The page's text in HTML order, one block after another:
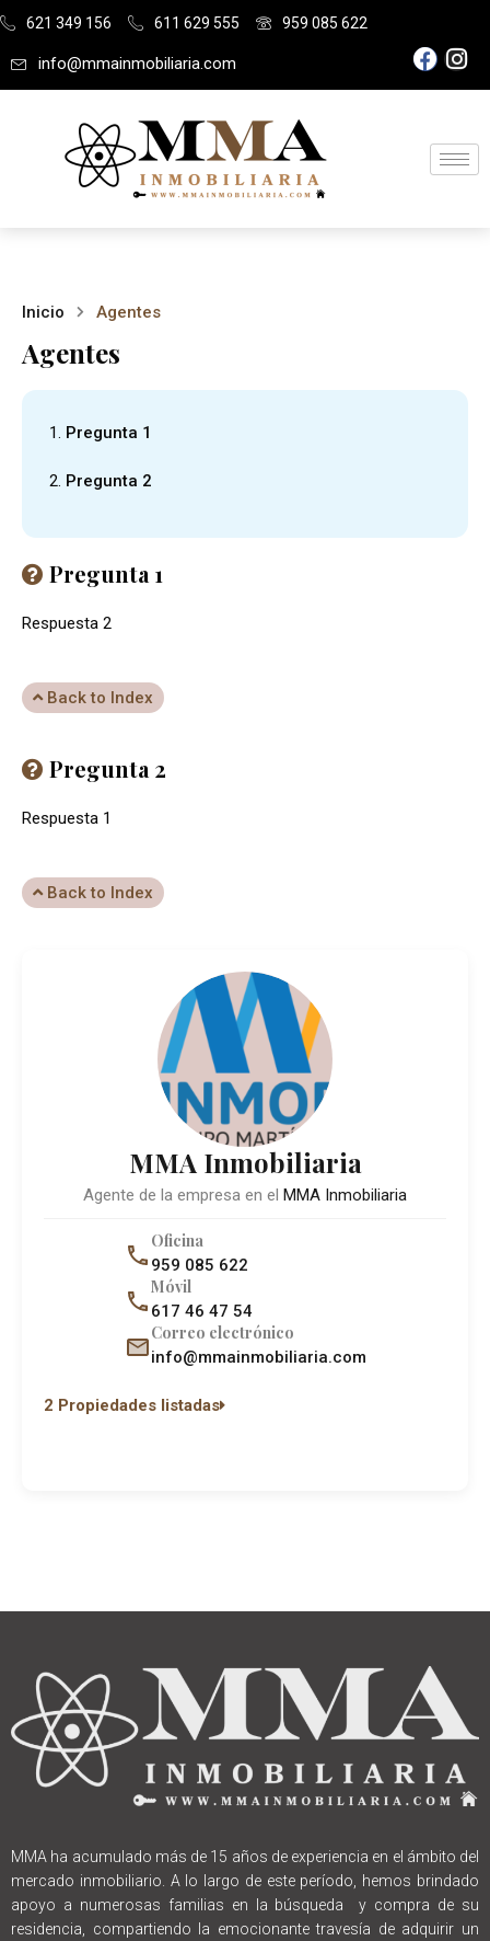
621 349 156 611 629 555 959 085 622
info@mmainmobiliaria.com
Inicio Agentes
Agentes
Pregunta 1
Pregunta 2
Pregunta 1
Respuesta 2
Back to Index
Pregunta 2
Respuesta 1
Back to Index
MMA Inmobiliaria
Agente de la empresa en el MMA Inmobiliaria
Oficina
959 085 622
Móvil
617 46 47 54
Correo electrónico
info@mmainmobiliaria.com
2 Propiedades listadas
MMA ha acumulado más de 15 años de experiencia en el ámbito del
mercado inmobiliario. A lo largo de este período, hemos brindado
apoyo a numerosas familias en la búsqueda y compra de su
residencia, compartiendo la emocionante travesía de adquirir un